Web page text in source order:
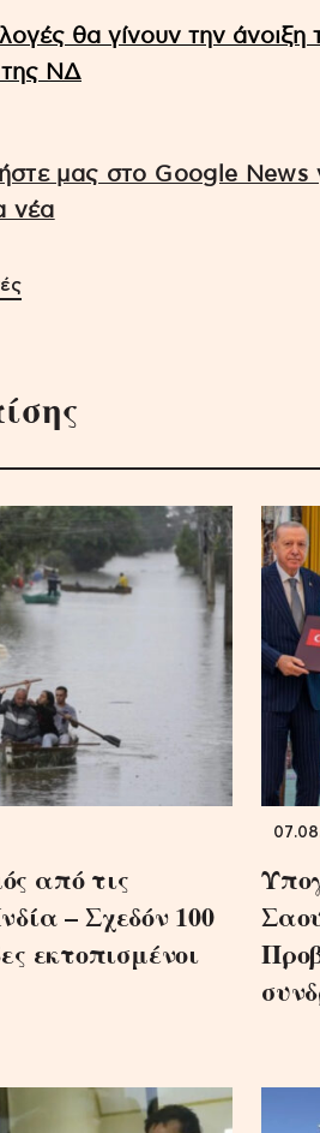
θα γίνουν την άνοιξη
της ΝΔ
μας στο Google News
νέα
από τις
– Σχεδόν 100
εκτοπισμένοι